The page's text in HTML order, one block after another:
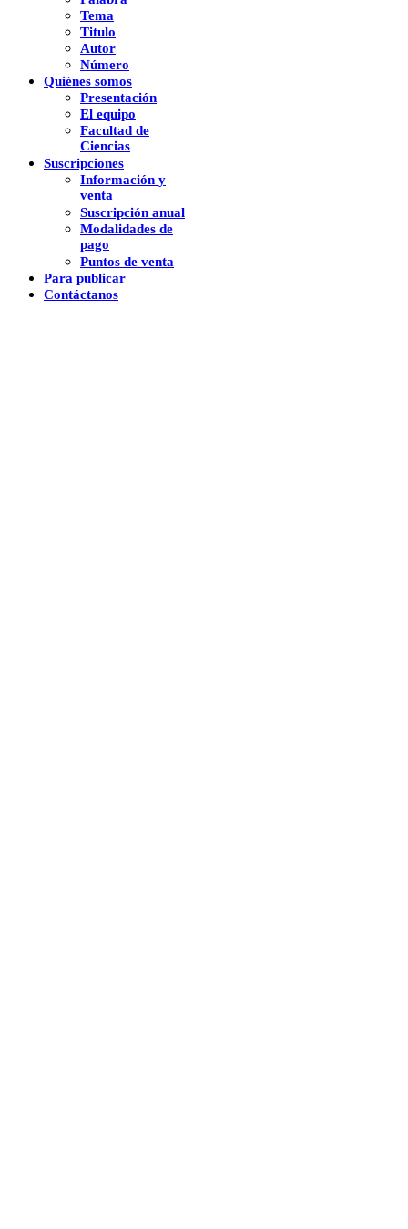
Tema
Titulo
Autor
Número
Quiénes somos
Presentación
El equipo
Facultad de
Ciencias
Suscripciones
Información y
venta
Suscripción anual
Modalidades de
pago
Puntos de venta
Para publicar
Contáctanos